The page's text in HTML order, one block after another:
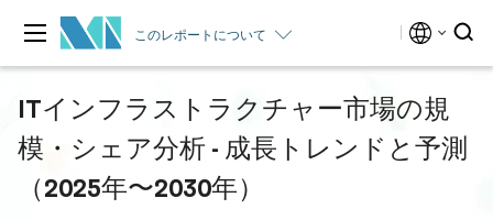
このレポートについて
ITインフラストラクチャー市場の規
模・シェア分析 - 成長トレンドと予測
（2025年〜2030年）